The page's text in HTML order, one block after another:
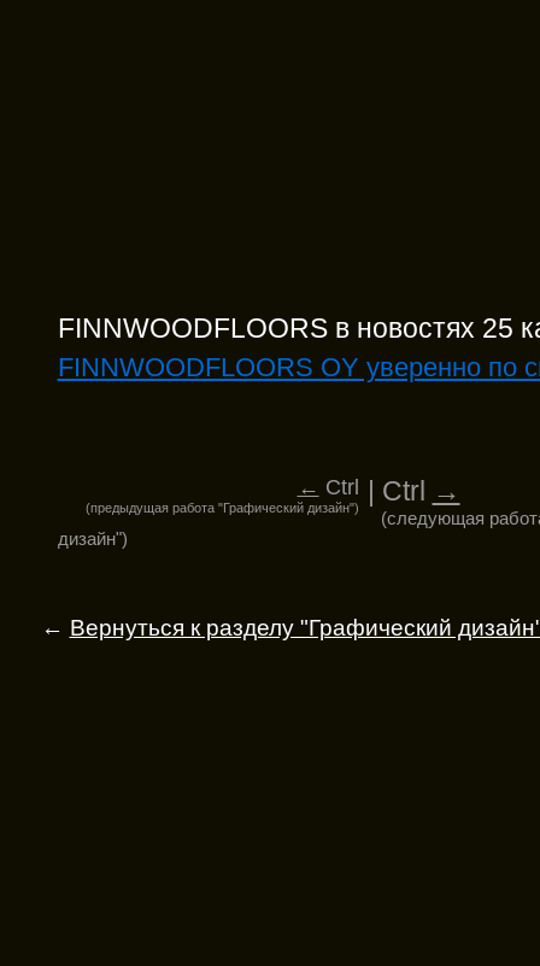
FINNWOODFLOORS в новостях 25
FINNWOODFLOORS OY уверенно по
← Ctrl
(предыдущая работа "Графический дизайн")
| Ctrl →
(следующая
дизайн")
← Вернуться к разделу "Графический